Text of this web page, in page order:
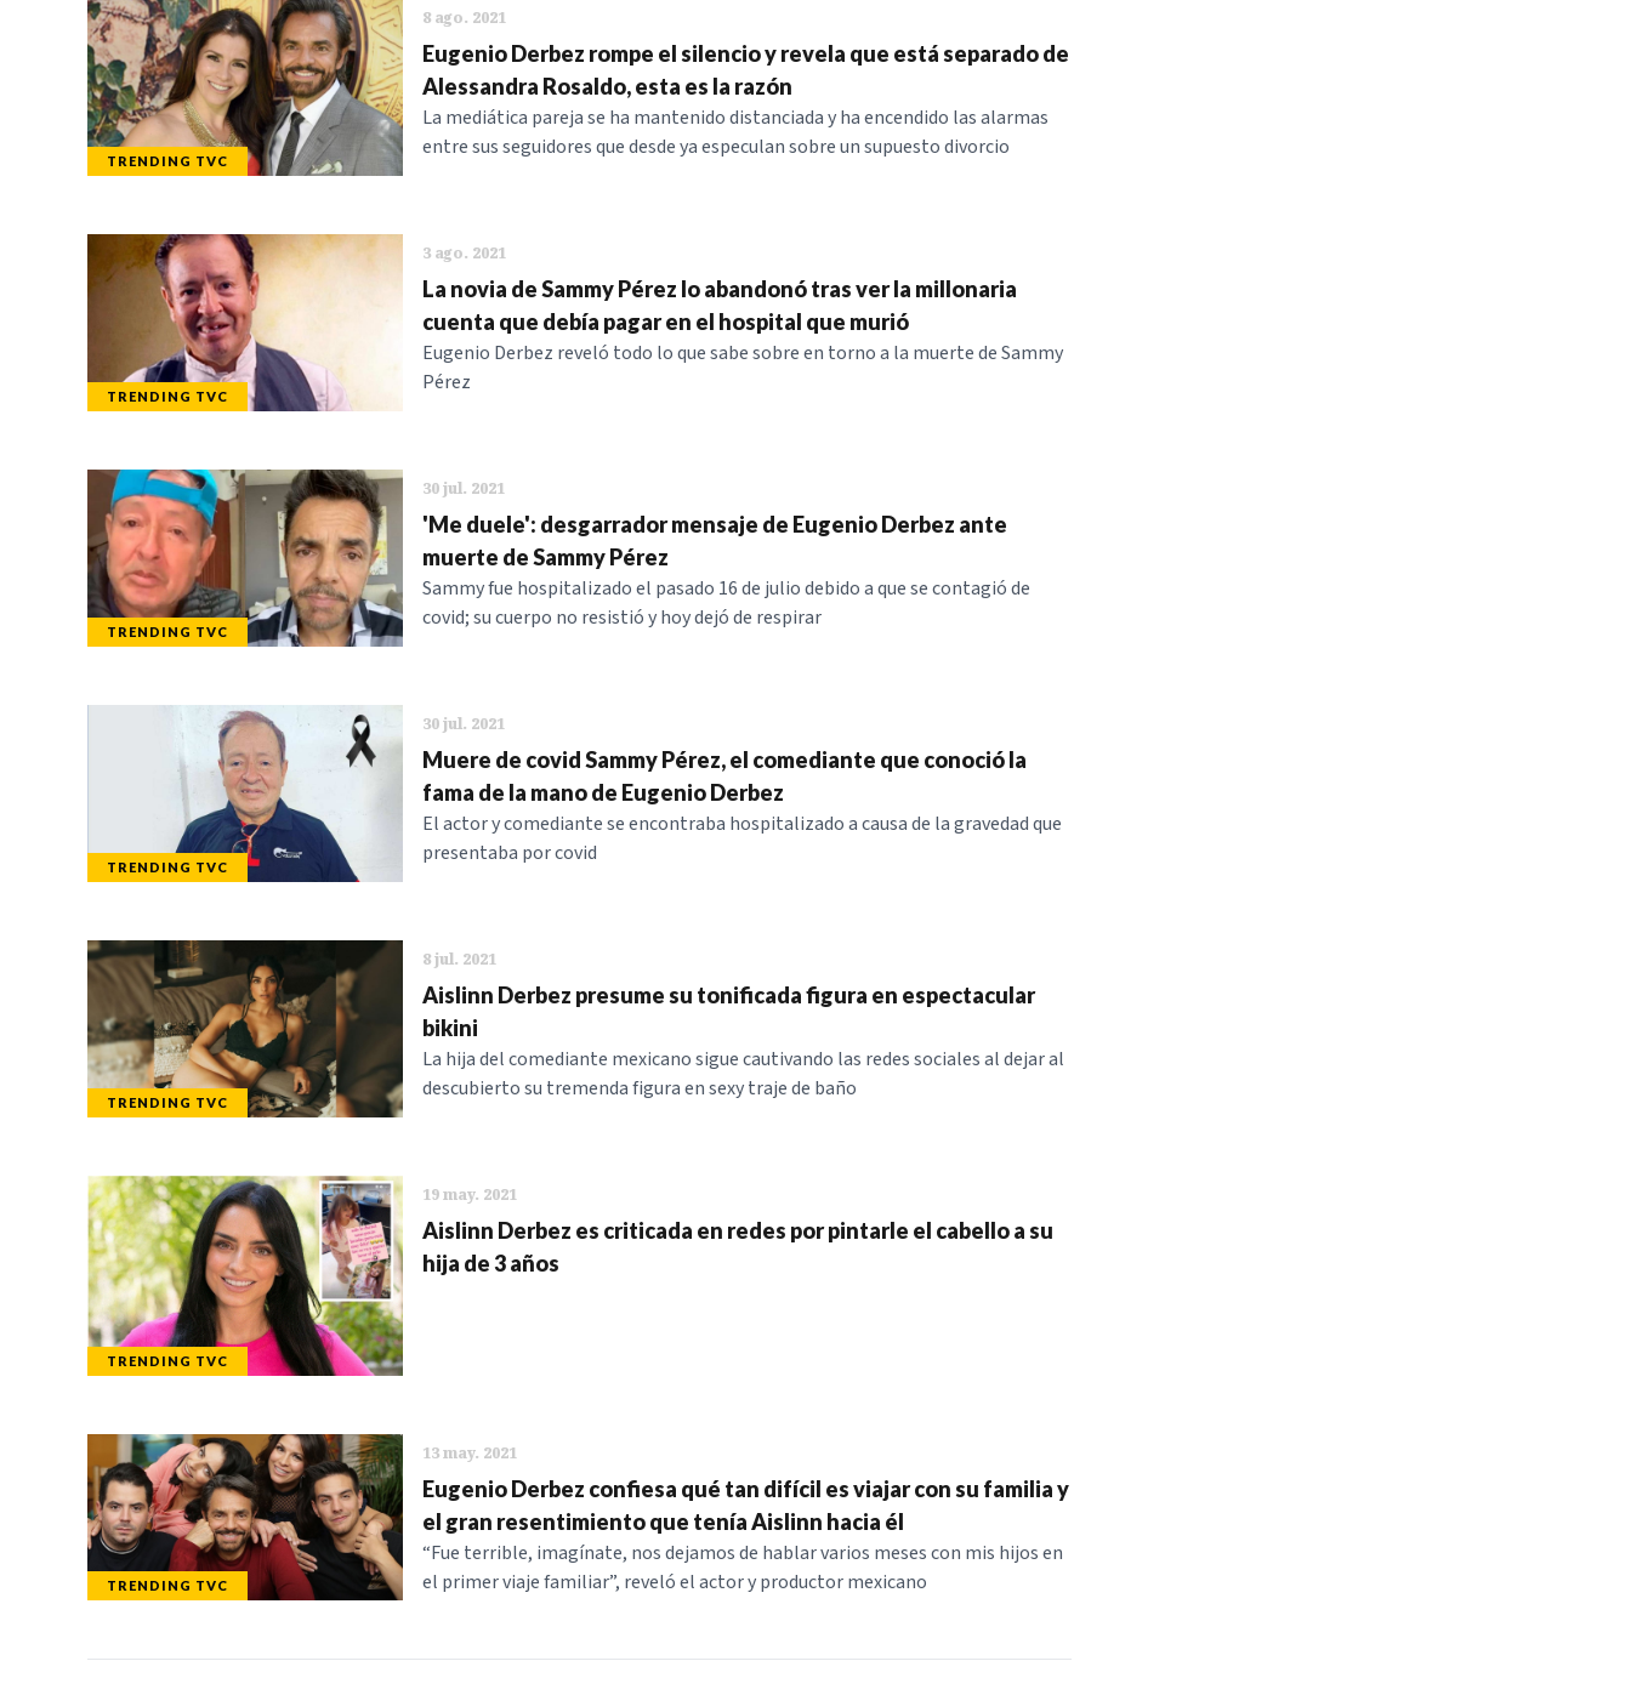
TRENDING TVC
8 ago. 2021
Eugenio Derbez rompe el silencio y revela que está separado de
Alessandra Rosaldo, esta es la razón
La mediática pareja se ha mantenido distanciada y ha encendido las alarmas
entre sus seguidores que desde ya especulan sobre un supuesto divorcio
TRENDING TVC
3 ago. 2021
La novia de Sammy Pérez lo abandonó tras ver la millonaria
cuenta que debía pagar en el hospital que murió
Eugenio Derbez reveló todo lo que sabe sobre en torno a la muerte de Sammy
Pérez
TRENDING TVC
30 jul. 2021
'Me duele': desgarrador mensaje de Eugenio Derbez ante
muerte de Sammy Pérez
Sammy fue hospitalizado el pasado 16 de julio debido a que se contagió de
covid; su cuerpo no resistió y hoy dejó de respirar
TRENDING TVC
30 jul. 2021
Muere de covid Sammy Pérez, el comediante que conoció la
fama de la mano de Eugenio Derbez
El actor y comediante se encontraba hospitalizado a causa de la gravedad que
presentaba por covid
TRENDING TVC
8 jul. 2021
Aislinn Derbez presume su tonificada figura en espectacular
bikini
La hija del comediante mexicano sigue cautivando las redes sociales al dejar al
descubierto su tremenda figura en sexy traje de baño
TRENDING TVC
19 may. 2021
Aislinn Derbez es criticada en redes por pintarle el cabello a su
hija de 3 años
TRENDING TVC
13 may. 2021
Eugenio Derbez confiesa qué tan difícil es viajar con su familia y
el gran resentimiento que tenía Aislinn hacia él
“Fue terrible, imagínate, nos dejamos de hablar varios meses con mis hijos en
el primer viaje familiar”, reveló el actor y productor mexicano